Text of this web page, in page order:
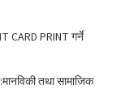
CARD PRINT गर्ने
तथा सामाजिक